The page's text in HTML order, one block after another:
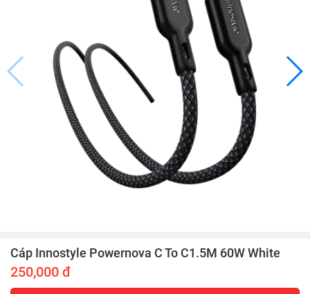
Cáp Innostyle Powernova C To C1.5M 60W White
250,000 đ